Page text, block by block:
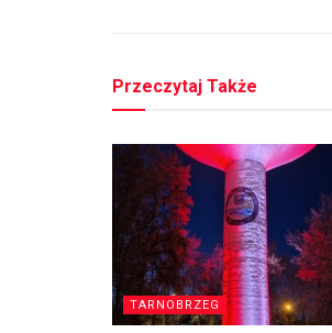
Przeczytaj Także
TARNOBRZEG